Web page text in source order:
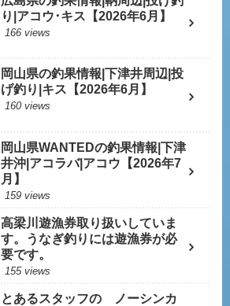
り|アコウ･キス【2026年6月】
166 views
岡山県の釣果情報|下津井周辺|投
げ釣り|キス【2026年6月】
160 views
岡山県WANTEDの釣果情報|下津
井沖|アコラバ|アコウ【2026年7
月】
159 views
高梁川遊漁券取り扱いしていま
す。うなぎ釣りには遊漁券が必
要です。
155 views
とあるスタッフの ノーシンカ